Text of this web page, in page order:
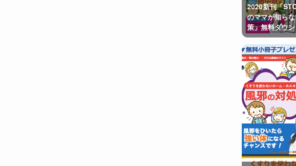
2020新刊「
のママが知ら
策」無料ダウ